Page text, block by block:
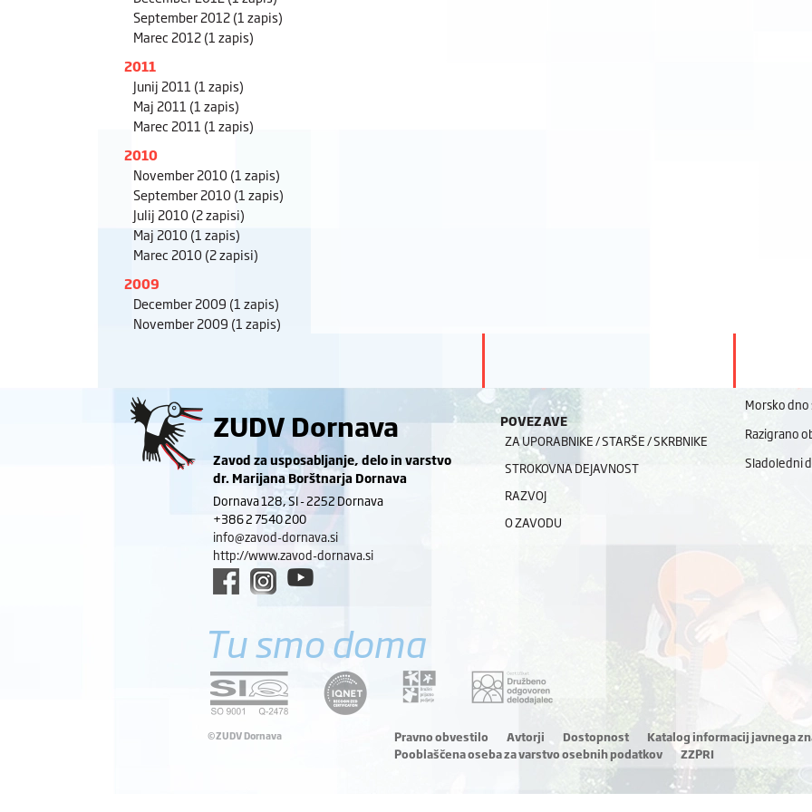
September 2012(1 zapis)
Marec 2012(1 zapis)
2011
Junij 2011 (1 zapis)
Maj 2011 (1 zapis)
Marec 2011 (1 zapis)
2010
November 2010(1 zapis)
September 2010(1 zapis)
Julij 2010(2 zapisi)
Maj 2010(1 zapis)
Marec 2010(2 zapisi)
2009
December 2009 (1 zapis)
November 2009 (1 zapis)
ZUDV Dornava
Zavod za usposabljanje, delo in varstvo
dr. Marijana Borštnarja Dornava
Dornava 128, SI - 2252 Dornava
+386 2 7540 200
info@zavod-dornava.si
http://www.zavod-dornava.si
POVEZAVE
ZA UPORABNIKE / STARŠE / SKRBNIKE
STROKOVNA DEJAVNOST
RAZVOJ
O ZAVODU
Morsko
Razigrano
Sladoledni
Tu smo doma
©ZUDV Dornava Pravno obvestilo Avtorji Dostopnost
Katalog informacij javnega
Pooblaščena oseba za varstvo osebnih podatkov
ZZPRI